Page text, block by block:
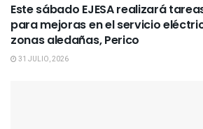
Este sábado EJESA realizará
para mejoras en el servicio
zonas aledañas, Perico
31 JULIO, 2026